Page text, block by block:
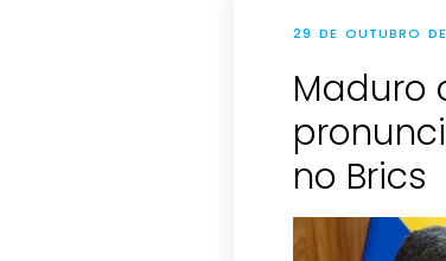
29 DE OUTUBRO
Maduro
no Brics